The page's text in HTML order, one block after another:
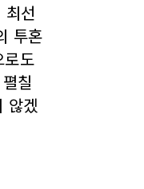
선
투혼
로도
칠
않겠